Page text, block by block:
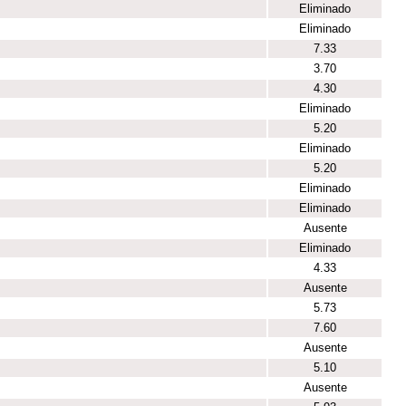
Eliminado
Eliminado
7.33
3.70
4.30
Eliminado
5.20
Eliminado
5.20
Eliminado
Eliminado
Ausente
Eliminado
4.33
Ausente
5.73
7.60
Ausente
5.10
Ausente